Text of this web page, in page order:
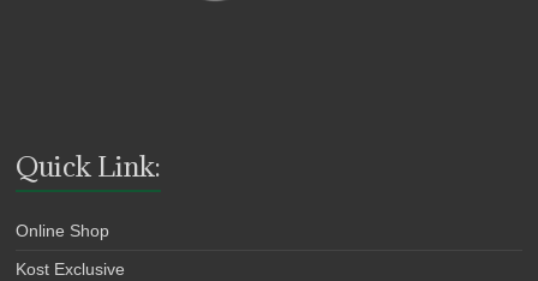
Quick Link:
Online Shop
Kost Exclusive